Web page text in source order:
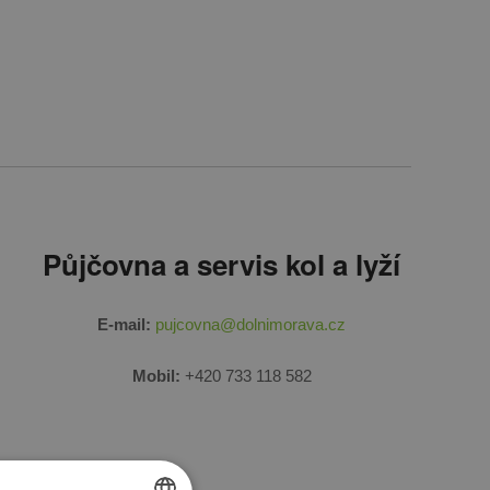
Půjčovna a servis kol a lyží
E-mail: pujcovna@dolnimorava.cz
Mobil: +420 733 118 582